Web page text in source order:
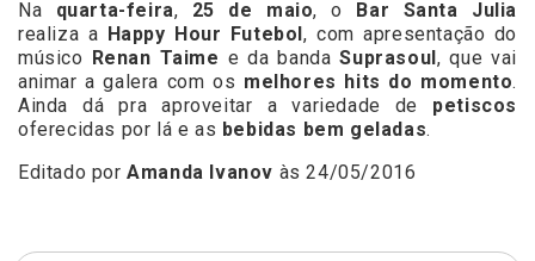
Na quarta-feira, 25 de maio, o
Bar Santa Julia
realiza a Happy Hour Futebol , com apresentação do
músico
Renan Taime e da bandaSuprasoul , que vai
animar a galera com os melhores hits do momento.
Ainda dá pra aproveitar a variedade de petiscos
oferecidas por lá e as bebidas bem geladas.
Editado porAmanda Ivanov às 24/05/2016